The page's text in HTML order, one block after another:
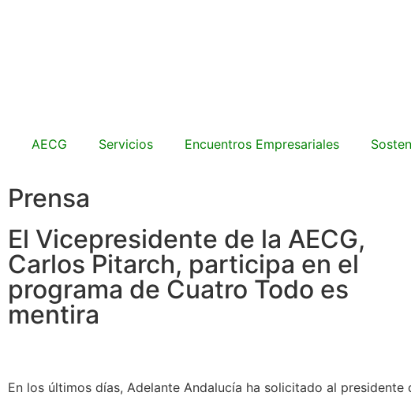
AECG Servicios Encuentros Empresariales
Prensa
El Vicepresidente de la AECG,
Carlos Pitarch, participa en el
programa de Cuatro Todo es
mentira
En los últimos días, Adelante Andalucía ha solicitado al presidente